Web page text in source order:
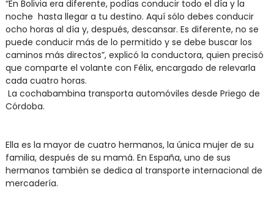
“En Bolivia era diferente, podías conducir todo el día y la
noche hasta llegar a tu destino. Aquí sólo debes conducir
ocho horas al día y, después, descansar. Es diferente, no se
puede conducir más de lo permitido y se debe buscar los
caminos más directos”, explicó la conductora, quien precisó
que comparte el volante con Félix, encargado de relevarla
cada cuatro horas.
La cochabambina transporta automóviles desde Priego de
Córdoba.
Ella es la mayor de cuatro hermanos, la única mujer de su
familia, después de su mamá. En España, uno de sus
hermanos también se dedica al transporte internacional de
mercadería.